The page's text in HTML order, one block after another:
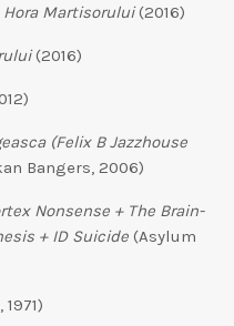
Hora Martisorului(2016)
(2016)
(Felix B Jazzhouse
Bangers, 2006)
Nonsense + The Brain-
+ ID Suicide (Asylum